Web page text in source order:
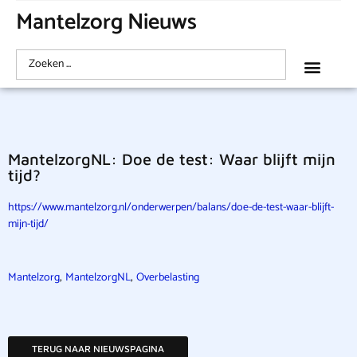
Mantelzorg Nieuws
MantelzorgNL: Doe de test: Waar blijft mijn
tijd?
https://www.mantelzorg.nl/onderwerpen/balans/doe-de-test-waar-blijft-
mijn-tijd/
Mantelzorg, MantelzorgNL, Overbelasting
TERUG NAAR NIEUWSPAGINA